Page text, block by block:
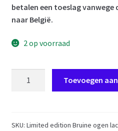
betalen een toeslag vanwege
naar België.
2 op voorraad
body
Toevoegen
SKU: Limited edition Bruine ogen